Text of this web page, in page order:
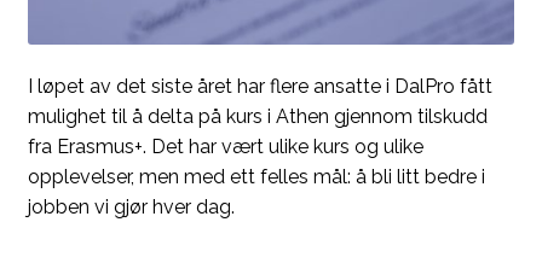
I løpet av det siste året har flere ansatte i DalPro fått
mulighet til å delta på kurs i Athen gjennom tilskudd
fra Erasmus+. Det har vært ulike kurs og ulike
opplevelser, men med ett felles mål: å bli litt bedre i
jobben vi gjør hver dag.